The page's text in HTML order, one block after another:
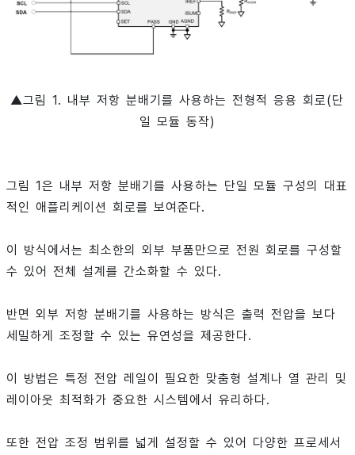
▲그림 1. 내부 저항 분배기를 사용하는 전형적 응용 회로(단
일 모듈 동작)
그림 1은 내부 저항 분배기를 사용하는 단일 모듈 구성의 대표
적인 애플리케이션 회로를 보여준다.
이 방식에서는 최소한의 외부 부품만으로 전원 회로를 구성할
수 있어 전체 설계를 간소화할 수 있다.
반면 외부 저항 분배기를 사용하는 방식은 출력 전압을 보다
세밀하게 조정할 수 있는 유연성을 제공한다.
이 방법은 특정 전압 레일이 필요한 맞춤형 설계나 열 관리 및
레이아웃 최적화가 중요한 시스템에서 유리하다.
또한 전압 조정 범위를 넓게 설정할 수 있어 다양한 프로세서